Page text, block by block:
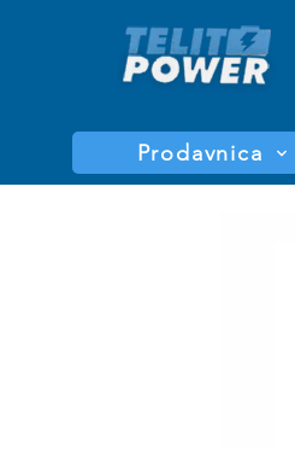
Prodavnica